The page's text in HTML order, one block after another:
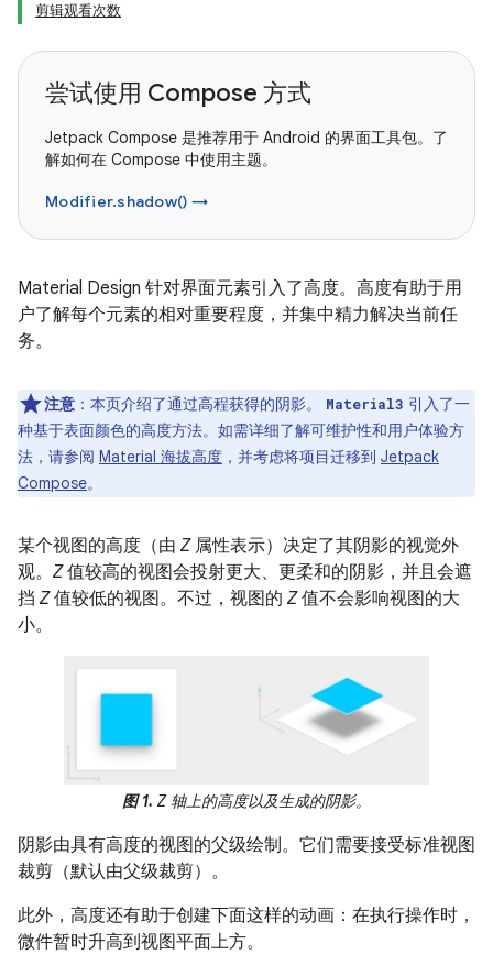
剪辑观看次数
尝试使用 Compose 方式
Jetpack Compose 是推荐用于 Android 的界面工具包。了
解如何在 Compose 中使用主题。
Modifier.shadow() →
Material Design 针对界面元素引入了高度。高度有助于用
户了解每个元素的相对重要程度，并集中精力解决当前任
务。
注意 ：本页介绍了通过高程获得的阴影。 Material3 引入了一
种基于表面颜色的高度方法。如需详细了解可维护性和用户体验方
法，请参阅 Material 海拔高度 ，并考虑将项目迁移到 Jetpack
Compose。
某个视图的高度（由 Z属性表示）决定了其阴影的视觉外
观。 Z值较高的视图会投射更大、更柔和的阴影，并且会遮
挡 Z值较低的视图。不过，视图的 Z值不会影响视图的大
小。
图 1. Z轴上的高度以及生成的阴影。
阴影由具有高度的视图的父级绘制。它们需要接受标准视图
裁剪（默认由父级裁剪）。
此外，高度还有助于创建下面这样的动画：在执行操作时，
微件暂时升高到视图平面上方。